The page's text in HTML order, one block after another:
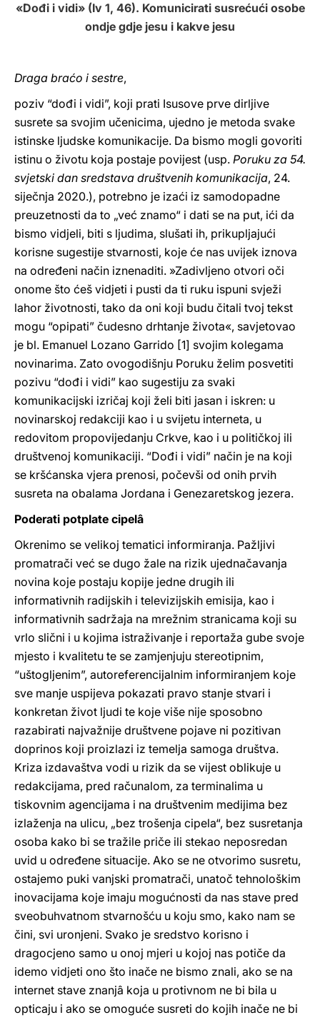
«Dođi i vidi» (Iv 1, 46). Komunicirati susrećući osobe
ondje gdje jesu i kakve jesu
Draga braćo i sestre,
poziv “dođi i vidi”, koji prati Isusove prve dirljive
susrete sa svojim učenicima, ujedno je metoda svake
istinske ljudske komunikacije. Da bismo mogli govoriti
istinu o životu koja postaje povijest (usp. Poruku za 54.
svjetski dan sredstava društvenih komunikacija, 24.
siječnja 2020.), potrebno je izaći iz samodopadne
preuzetnosti da to „već znamo“ i dati se na put, ići da
bismo vidjeli, biti s ljudima, slušati ih, prikupljajući
korisne sugestije stvarnosti, koje će nas uvijek iznova
na određeni način iznenaditi. »Zadivljeno otvori oči
onome što ćeš vidjeti i pusti da ti ruku ispuni svježi
lahor životnosti, tako da oni koji budu čitali tvoj tekst
mogu “opipati” čudesno drhtanje života«, savjetovao
je bl. Emanuel Lozano Garrido [1] svojim kolegama
novinarima. Zato ovogodišnju Poruku želim posvetiti
pozivu “dođi i vidi” kao sugestiju za svaki
komunikacijski izričaj koji želi biti jasan i iskren: u
novinarskoj redakciji kao i u svijetu interneta, u
redovitom propovijedanju Crkve, kao i u političkoj ili
društvenoj komunikaciji. “Dođi i vidi” način je na koji
se kršćanska vjera prenosi, počevši od onih prvih
susreta na obalama Jordana i Genezaretskog jezera.
Poderati potplate cipelâ
Okrenimo se velikoj tematici informiranja. Pažljivi
promatrači već se dugo žale na rizik ujednačavanja
novina koje postaju kopije jedne drugih ili
informativnih radijskih i televizijskih emisija, kao i
informativnih sadržaja na mrežnim stranicama koji su
vrlo slični i u kojima istraživanje i reportaža gube svoje
mjesto i kvalitetu te se zamjenjuju stereotipnim,
“uštogljenim”, autoreferencijalnim informiranjem koje
sve manje uspijeva pokazati pravo stanje stvari i
konkretan život ljudi te koje više nije sposobno
razabirati najvažnije društvene pojave ni pozitivan
doprinos koji proizlazi iz temelja samoga društva.
Kriza izdavaštva vodi u rizik da se vijest oblikuje u
redakcijama, pred računalom, za terminalima u
tiskovnim agencijama i na društvenim medijima bez
izlaženja na ulicu, „bez trošenja cipela“, bez susretanja
osoba kako bi se tražile priče ili stekao neposredan
uvid u određene situacije. Ako se ne otvorimo susretu,
ostajemo puki vanjski promatrači, unatoč tehnološkim
inovacijama koje imaju mogućnosti da nas stave pred
sveobuhvatnom stvarnošću u koju smo, kako nam se
čini, svi uronjeni. Svako je sredstvo korisno i
dragocjeno samo u onoj mjeri u kojoj nas potiče da
idemo vidjeti ono što inače ne bismo znali, ako se na
internet stave znanjâ koja u protivnom ne bi bila u
opticaju i ako se omoguće susreti do kojih inače ne bi